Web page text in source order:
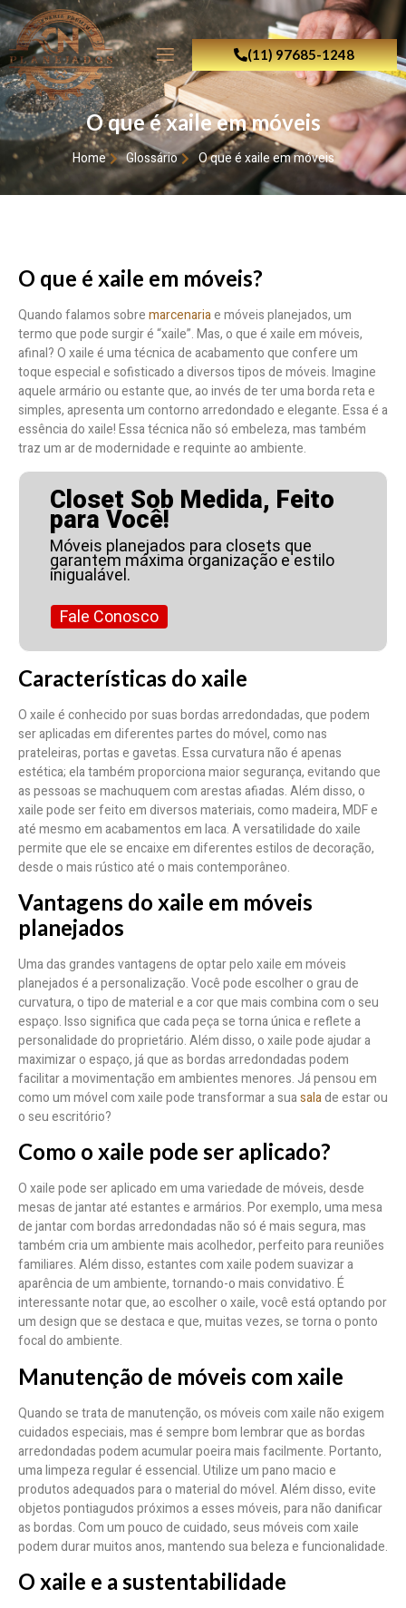
(11) 97685-1248
O que é xaile em móveis
Home Glossário O que é xaile em móveis
O que é xaile em móveis?
Quando falamos sobremarcenariae móveis planejados, um
termo que pode surgir é “xaile”. Mas, o que é xaile em móveis,
afinal? O xaile é uma técnica de acabamento que confere um
toque especial e sofisticado a diversos tipos de móveis. Imagine
aquele armário ou estante que, ao invés de ter uma borda reta e
simples, apresenta um contorno arredondado e elegante. Essa é a
essência do xaile! Essa técnica não só embeleza, mas também
traz um ar de modernidade e requinte ao ambiente.
Closet Sob Medida, Feito
para Você!
Móveis planejados para closets que
garantem máxima organização e estilo
inigualável.
Fale Conosco
Características do xaile
O xaile é conhecido por suas bordas arredondadas, que podem
ser aplicadas em diferentes partes do móvel, como nas
prateleiras, portas e gavetas. Essa curvatura não é apenas
estética; ela também proporciona maior segurança, evitando que
as pessoas se machuquem com arestas afiadas. Além disso, o
xaile pode ser feito em diversos materiais, como madeira, MDF e
até mesmo em acabamentos em laca. A versatilidade do xaile
permite que ele se encaixe em diferentes estilos de decoração,
desde o mais rústico até o mais contemporâneo.
Vantagens do xaile em móveis
planejados
Uma das grandes vantagens de optar pelo xaile em móveis
planejados é a personalização. Você pode escolher o grau de
curvatura, o tipo de material e a cor que mais combina com o seu
espaço. Isso significa que cada peça se torna única e reflete a
personalidade do proprietário. Além disso, o xaile pode ajudar a
maximizar o espaço, já que as bordas arredondadas podem
facilitar a movimentação em ambientes menores. Já pensou em
como um móvel com xaile pode transformar a suasalade estar ou
o seu escritório?
Como o xaile pode ser aplicado?
O xaile pode ser aplicado em uma variedade de móveis, desde
mesas de jantar até estantes e armários. Por exemplo, uma mesa
de jantar com bordas arredondadas não só é mais segura, mas
também cria um ambiente mais acolhedor, perfeito para reuniões
familiares. Além disso, estantes com xaile podem suavizar a
aparência de um ambiente, tornando-o mais convidativo. É
interessante notar que, ao escolher o xaile, você está optando por
um design que se destaca e que, muitas vezes, se torna o ponto
focal do ambiente.
Manutenção de móveis com xaile
Quando se trata de manutenção, os móveis com xaile não exigem
cuidados especiais, mas é sempre bom lembrar que as bordas
arredondadas podem acumular poeira mais facilmente. Portanto,
uma limpeza regular é essencial. Utilize um pano macio e
produtos adequados para o material do móvel. Além disso, evite
objetos pontiagudos próximos a esses móveis, para não danificar
as bordas. Com um pouco de cuidado, seus móveis com xaile
podem durar muitos anos, mantendo sua beleza e funcionalidade.
O xaile e a sustentabilidade